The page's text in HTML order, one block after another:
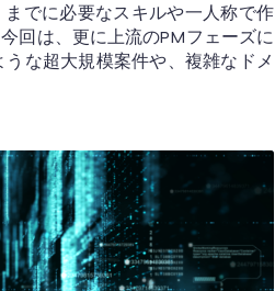
でに必要なスキルや一人称で作
回は、更に上流のPMフェーズに
な超大規模案件や、複雑なドメ